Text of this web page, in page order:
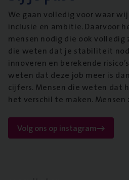
We gaan volledig voor waar
inclusie en ambitie. Daarvoor
mensen nodig die ook volledig
die weten dat je stabiliteit
innoveren en berekende
weten dat deze job meer is
cijfers. Mensen die weten dat
het verschil te maken. Mensen
Volg ons op instagram